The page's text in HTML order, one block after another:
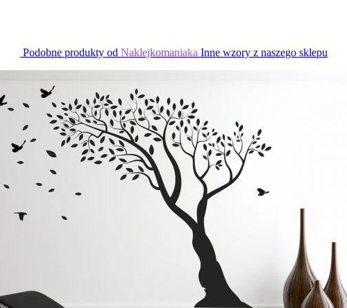
Podobne produkty od Naklejkomaniaka Inne wzory z naszego sklepu